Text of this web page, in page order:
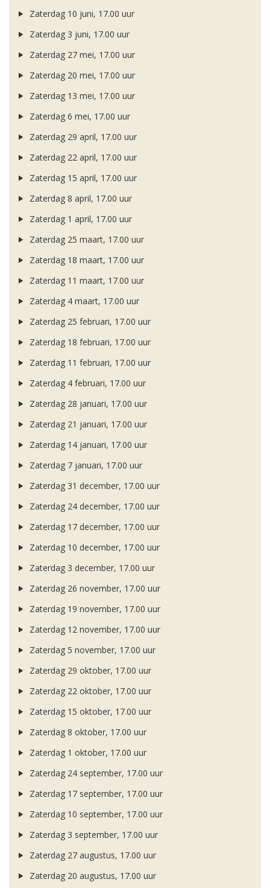
Zaterdag 10 juni, 17.00 uur
Zaterdag 3 juni, 17.00 uur
Zaterdag 27 mei, 17.00 uur
Zaterdag 20 mei, 17.00 uur
Zaterdag 13 mei, 17.00 uur
Zaterdag 6 mei, 17.00 uur
Zaterdag 29 april, 17.00 uur
Zaterdag 22 april, 17.00 uur
Zaterdag 15 april, 17.00 uur
Zaterdag 8 april, 17.00 uur
Zaterdag 1 april, 17.00 uur
Zaterdag 25 maart, 17.00 uur
Zaterdag 18 maart, 17.00 uur
Zaterdag 11 maart, 17.00 uur
Zaterdag 4 maart, 17.00 uur
Zaterdag 25 februari, 17.00 uur
Zaterdag 18 februari, 17.00 uur
Zaterdag 11 februari, 17.00 uur
Zaterdag 4 februari, 17.00 uur
Zaterdag 28 januari, 17.00 uur
Zaterdag 21 januari, 17.00 uur
Zaterdag 14 januari, 17.00 uur
Zaterdag 7 januari, 17.00 uur
Zaterdag 31 december, 17.00 uur
Zaterdag 24 december, 17.00 uur
Zaterdag 17 december, 17.00 uur
Zaterdag 10 december, 17.00 uur
Zaterdag 3 december, 17.00 uur
Zaterdag 26 november, 17.00 uur
Zaterdag 19 november, 17.00 uur
Zaterdag 12 november, 17.00 uur
Zaterdag 5 november, 17.00 uur
Zaterdag 29 oktober, 17.00 uur
Zaterdag 22 oktober, 17.00 uur
Zaterdag 15 oktober, 17.00 uur
Zaterdag 8 oktober, 17.00 uur
Zaterdag 1 oktober, 17.00 uur
Zaterdag 24 september, 17.00 uur
Zaterdag 17 september, 17.00 uur
Zaterdag 10 september, 17.00 uur
Zaterdag 3 september, 17.00 uur
Zaterdag 27 augustus, 17.00 uur
Zaterdag 20 augustus, 17.00 uur